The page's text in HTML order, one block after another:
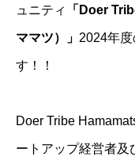
ュニティ 「Doer
ママツ）」 2024年度
す！！
Doer Tribe
ートアップ経営者及